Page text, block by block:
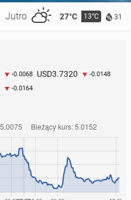
Jutro 27°C 13°C 31
-0.0068 USD3.7320 -0.0148
-0.0164